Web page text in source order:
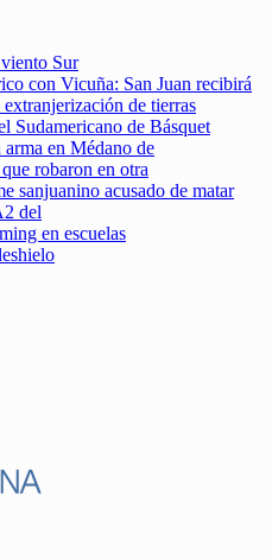
Sur
con Vicuña: San Juan recibirá
de tierras
Sudamericano de Básquet
en Médano de
robaron en otra
sanjuanino acusado de matar
del
en escuelas